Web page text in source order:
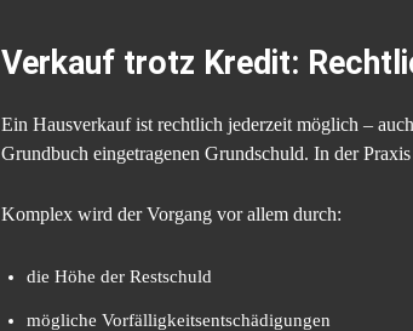
Verkauf trotz Kredit:
Ein Hausverkauf ist rechtlich jederzeit möglich –
Grundbuch eingetragenen Grundschuld. In der
Komplex wird der Vorgang vor allem durch:
die Höhe der Restschuld
mögliche Vorfälligkeitsentschädigungen